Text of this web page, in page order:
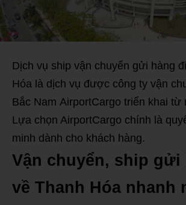
Dịch vụ ship vận chuyển gửi hàng
Hóa là dịch vụ được công ty vận
Bắc Nam AirportCargo triển khai từ
Lựa chọn AirportCargo chính là
minh dành cho khách hàng.
Vận chuyển, ship gửi
về Thanh Hóa nhanh